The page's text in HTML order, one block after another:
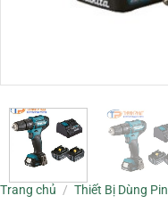
Trang chủ / Thiết Bị Dùng Pin